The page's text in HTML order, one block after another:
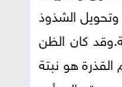
الشذوذ
كان الظن
هو نبتة